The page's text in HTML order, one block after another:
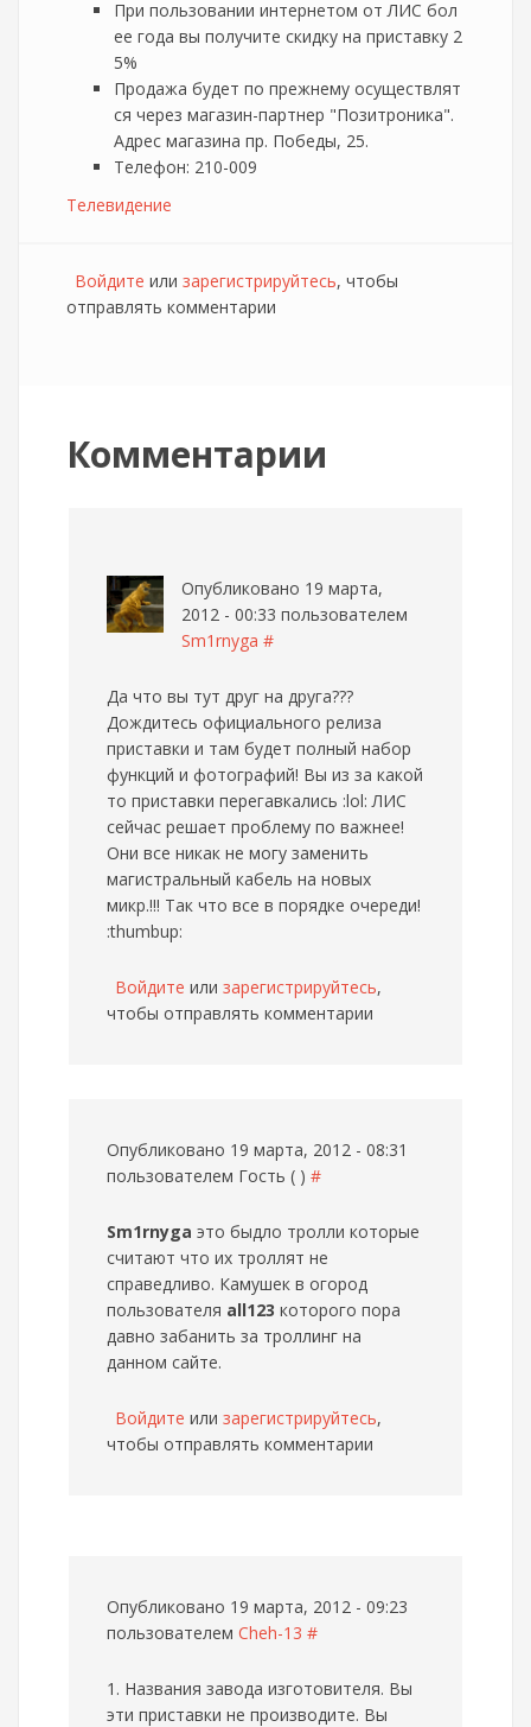
При пользовании интернетом от ЛИС бол
ее года вы получите скидку на приставку 2
5%
Продажа будет по прежнему осуществлят
ся через магазин-партнер "Позитроника".
Адрес магазина пр. Победы, 25.
Телефон: 210-009
Телевидение
Войдите или зарегистрируйтесь, чтобы
отправлять комментарии
Комментарии
Опубликовано 19 марта,
2012 - 00:33 пользователем
Sm1rnyga #
Да что вы тут друг на друга???
Дождитесь официального релиза
приставки и там будет полный набор
функций и фотографий! Вы из за какой
то приставки перегавкались :lol: ЛИС
сейчас решает проблему по важнее!
Они все никак не могу заменить
магистральный кабель на новых
микр.!!! Так что все в порядке очереди!
:thumbup:
Войдите или зарегистрируйтесь,
чтобы отправлять комментарии
Опубликовано 19 марта, 2012 - 08:31
пользователем Гость ( ) #
Sm1rnyga это быдло тролли которые
считают что их троллят не
справедливо. Камушек в огород
пользователя all123 которого пора
давно забанить за троллинг на
данном сайте.
Войдите или зарегистрируйтесь,
чтобы отправлять комментарии
Опубликовано 19 марта, 2012 - 09:23
пользователем Cheh-13 #
1. Названия завода изготовителя. Вы
эти приставки не производите. Вы